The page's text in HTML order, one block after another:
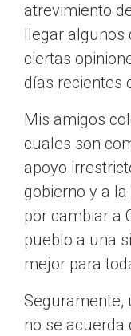
atrevimiento
llegar algunos
ciertas
días recientes
Mis amigos
cuales son
apoyo
gobierno y a
por cambiar a
pueblo a una
mejor para
Seguramente,
no se